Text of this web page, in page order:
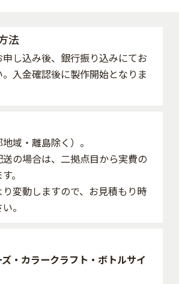
法
し込み後、銀行振り込みにてお
入金確認後に製作開始となりま
域・離島除く）。
の場合は、二拠点目から実費の
。
変動しますので、お見積もり時
。
・カラークラフト・ボトルサイ